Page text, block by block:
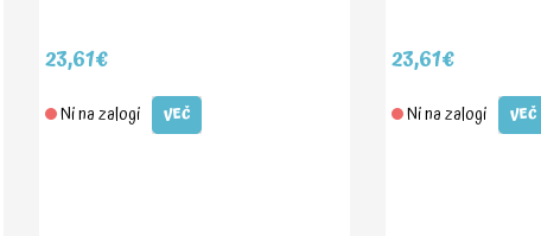
23,61€
Ni na zalogi VEČ
23,61€
Ni na zalogi VEČ